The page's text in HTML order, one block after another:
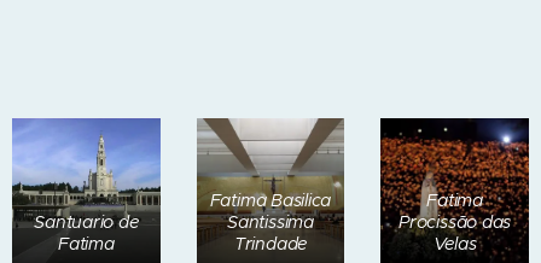
Santuario de
Fatima
Fatima Basilica
Santissima
Trindade
Fatima
Procissão das
Velas